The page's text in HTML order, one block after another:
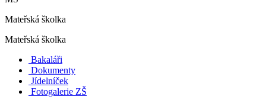
Mateřská školka
Mateřská školka
Bakaláři
Dokumenty
Jídelníček
Fotogalerie ZŠ